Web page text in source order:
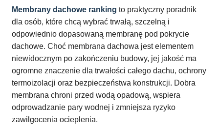
Membrany dachowe ranking to praktyczny poradnik
dla osób, które chcą wybrać trwałą, szczelną i
odpowiednio dopasowaną membranę pod pokrycie
dachowe. Choć membrana dachowa jest elementem
niewidocznym po zakończeniu budowy, jej jakość ma
ogromne znaczenie dla trwałości całego dachu, ochrony
termoizolacji oraz bezpieczeństwa konstrukcji. Dobra
membrana chroni przed wodą opadową, wspiera
odprowadzanie pary wodnej i zmniejsza ryzyko
zawilgocenia ocieplenia.